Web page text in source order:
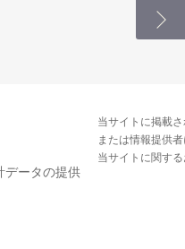
データの提供
当サイトに掲載
または情報提供
当サイトに関す